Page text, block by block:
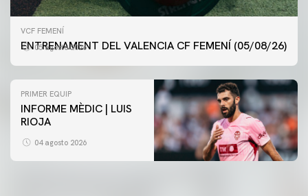
VCF FEMENÍ
ENTRENAMENT DEL VALENCIA CF FEMENÍ (05/08/26)
05 agosto 2026
PRIMER EQUIP
INFORME MÈDIC | LUIS
RIOJA
04 agosto 2026
VCF FEMENÍ
ENTRENAMENT DEL VALENCIA CF FEMENÍ (04/08/26)
ENTRENAMENT DEL VALENCIA CF 4/8/2026